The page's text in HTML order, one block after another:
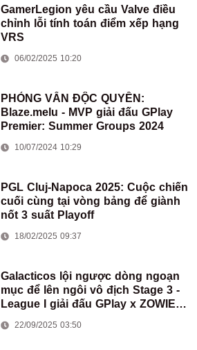
GamerLegion yêu cầu Valve điều
chỉnh lỗi tính toán điểm xếp hạng
VRS
06/02/2025 10:20
PHỎNG VẤN ĐỘC QUYỀN:
Blaze.melu - MVP giải đấu GPlay
Premier: Summer Groups 2024
10/07/2024 10:29
PGL Cluj-Napoca 2025: Cuộc chiến
cuối cùng tại vòng bảng để giành
nốt 3 suất Playoff
18/02/2025 09:37
Galacticos lội ngược dòng ngoạn
mục để lên ngôi vô địch Stage 3 -
League I giải đấu GPlay x ZOWIE
22/09/2025 03:50